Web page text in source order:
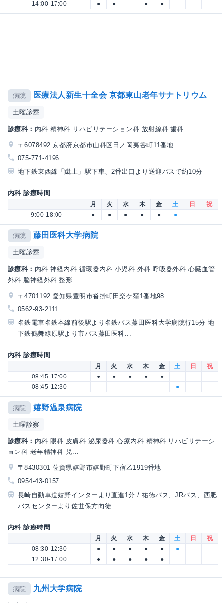
14:00-17:00
● ● ● ●
病院 医療法人新生十全会 京都東山老年サナトリウム
土曜診察
診療科： 内科 精神科 リハビリテーション科 放射線科 歯科
〒6078492 京都府京都市山科区日ノ岡夷谷町11番地
075-771-4196
地下鉄東西線「蹴上」駅下車、2番出口より送迎バスで約10分
内科 診療時間
月 火 水 木 金 土 日
祝
9:00-18:00
● ● ● ● ● ●
病院 藤田医科大学病院
土曜診察
診療科： 内科 神経内科 循環器内科 小児科 外科 呼吸器外科 心臓血管
外科 脳神経外科 整形...
〒4701192 愛知県豊明市沓掛町田楽ケ窪1番地98
0562-93-2111
名鉄電車名鉄本線前後駅より名鉄バス藤田医科大学病院行15分 地
下鉄鶴舞線原駅より市バス藤田医科...
内科 診療時間
月 火 水 木 金 土 日
祝
08:45-17:00
● ● ● ●
●
08:45-12:30
●
病院 嬉野温泉病院
土曜診察
診療科： 内科 眼科 皮膚科 泌尿器科 心療内科 精神科 リハビリテーシ
ョン科 老年精神科 児...
〒8430301 佐賀県嬉野市嬉野町下宿乙1919番地
0954-43-0157
長崎自動車道嬉野インターより直進1分 / 祐徳バス、JRバス、西肥
バスセンターより佐世保方向徒...
内科 診療時間
月 火 水 木 金 土 日
祝
08:30-12:30
● ● ● ● ●
●
12:30-17:00
● ● ● ● ●
病院 九州大学病院